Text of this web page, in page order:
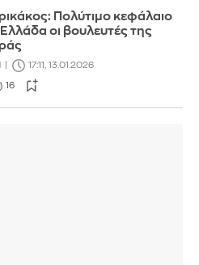
Πολύτιμο κεφάλαιο
Ελλάδα οι βουλευτές της
17:11, 13.01.2026
16